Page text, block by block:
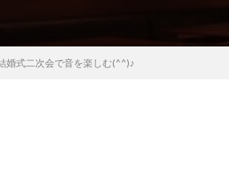
婚式二次会で音を楽しむ(^^)♪